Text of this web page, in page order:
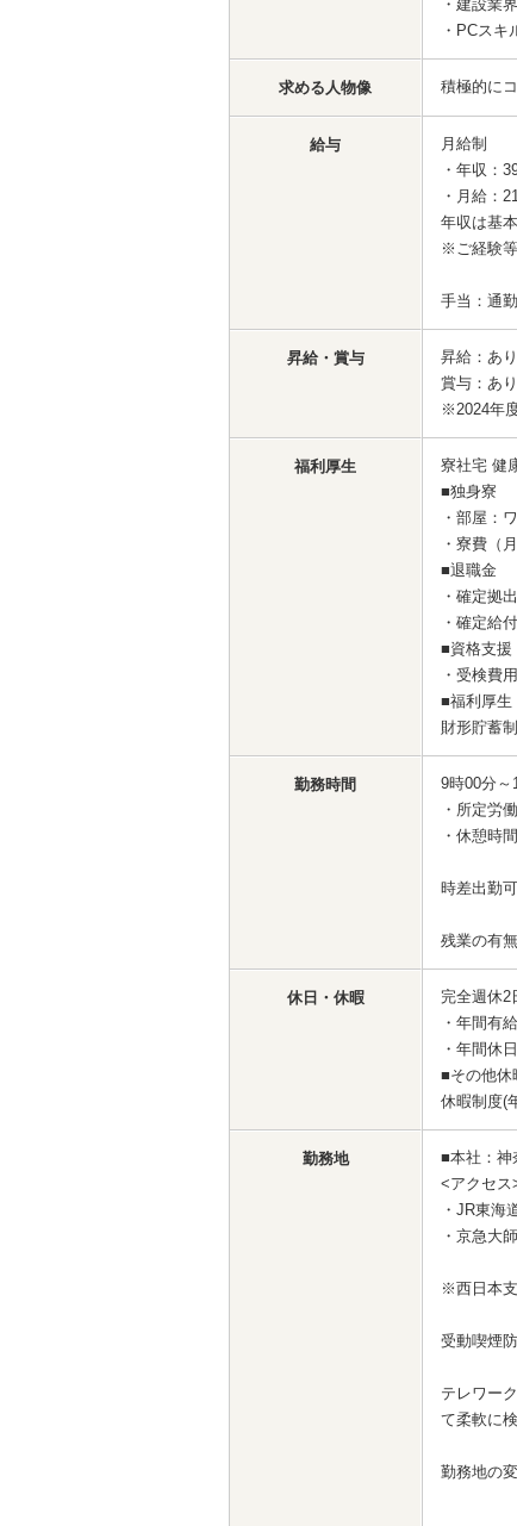
・建設業
・PCスキ
求める人物像 積極的に
給与
月給制
・年収：
・月給：
年収は基
※ご経験等
手当：通
昇給・賞与
昇給：あり
賞与：あ
※2024年
福利厚生
寮社宅 健
■独身寮
・部屋：
・寮費（
■退職金
・確定拠
・確定給
■資格支援
・受検費
■福利厚生
財形貯蓄
勤務時間
9時00分～
・所定労
・休憩時
時差出勤
残業の有
休日・休暇
完全週休2
・年間有
・年間休
■その他休
休暇制度(
勤務地
■本社：
<アクセス
・JR東海
・京急大
※西日本
受動喫煙
テレワー
て柔軟に
勤務地の